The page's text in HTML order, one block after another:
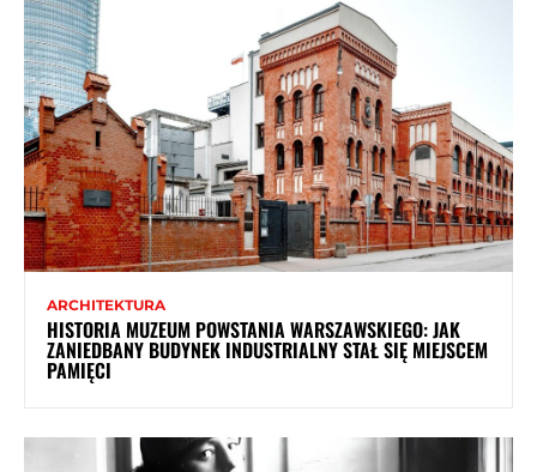
ARCHITEKTURA
HISTORIA MUZEUM POWSTANIA WARSZAWSKIEGO: JAK
ZANIEDBANY BUDYNEK INDUSTRIALNY STAŁ SIĘ MIEJSCEM
PAMIĘCI